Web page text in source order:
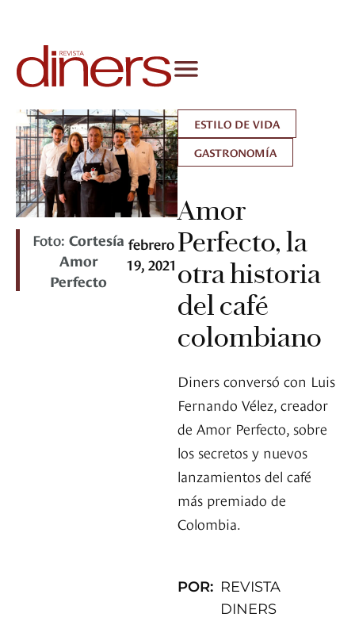
Foto:Cortesía
Amor
Perfecto
febrero
19, 2021
ESTILO DE VIDA
GASTRONOMÍA
Amor
Perfecto, la
otra historia
del café
colombiano
Diners conversó con Luis
Fernando Vélez, creador
de Amor Perfecto, sobre
los secretos y nuevos
lanzamientos del café
más premiado de
Colombia.
POR: REVISTA
DINERS